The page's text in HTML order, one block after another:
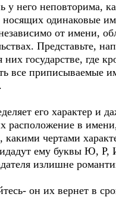
у него неповторима,
одинаковые
от имени,
Представьте,
государстве, где
все приписываемые
его характер и
расположение в
какими чертами
ему буквы Ю,
излишне
он их вернет в